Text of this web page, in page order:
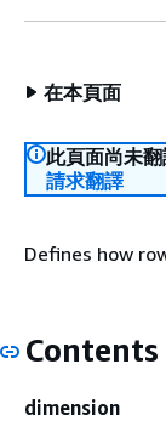
在本頁面
此頁面尚未翻
請求翻譯
Defines how
Contents
dimension